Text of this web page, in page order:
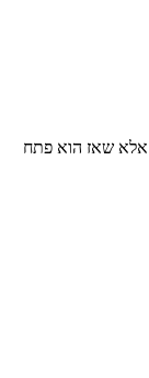
אלא שאז הוא פתח